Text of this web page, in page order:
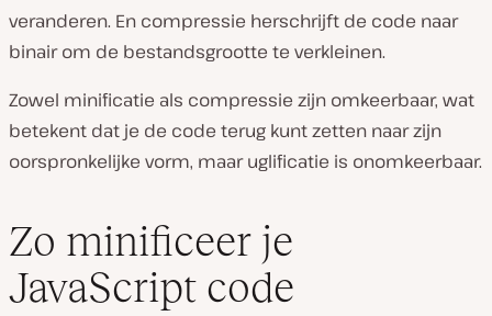
veranderen. En compressie herschrijft de code naar
binair om de bestandsgrootte te verkleinen.
Zowel minificatie als compressie zijn omkeerbaar, wat
betekent dat je de code terug kunt zetten naar zijn
oorspronkelijke vorm, maar uglificatie is onomkeerbaar.
Zo minificeer je
JavaScript code